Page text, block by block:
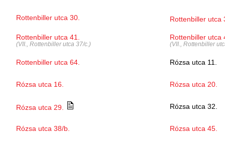
Rottenbiller utca 30. Rottenbiller utca
Rottenbiller utca 41.
(VII., Rottenbiller utca 37/c.)
Rottenbiller utca
(VII., Rottenbiller
Rottenbiller utca 64. Rózsa utca 11.
Rózsa utca 16. Rózsa utca 20.
Rózsa utca 29. Rózsa utca 32.
Rózsa utca 38/b. Rózsa utca 45.